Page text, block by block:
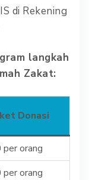
di Rekening
langkah
Zakat:
Donasi
orang
orang